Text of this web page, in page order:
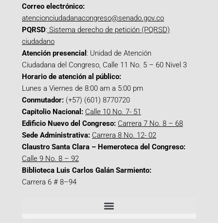
Correo electrónico:
atencionciudadanacongreso@senado.gov.co
PQRSD: Sistema derecho de petición (PQRSD)
ciudadano
Atención presencial : Unidad de Atención
Ciudadana del Congreso, Calle 11 No. 5 – 60 Nivel 3
Horario de atención al público:
Lunes a Viernes de 8:00 am a 5:00 pm
Conmutador: (+57) (601) 8770720
Capitolio Nacional: Calle 10 No. 7- 51
Edificio Nuevo del Congreso: Carrera 7 No. 8 – 68
Sede Administrativa: Carrera 8 No. 12- 02
Claustro Santa Clara – Hemeroteca del Congreso:
Calle 9 No. 8 – 92
Biblioteca Luis Carlos Galán Sarmiento:
Carrera 6 # 8–94